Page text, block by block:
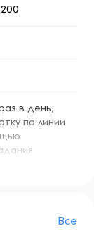
в день,
по линии
Все